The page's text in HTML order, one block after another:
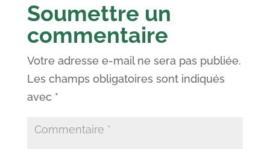
Soumettre un
commentaire
Votre adresse e-mail ne sera pas publiée.
Les champs obligatoires sont indiqués
avec *